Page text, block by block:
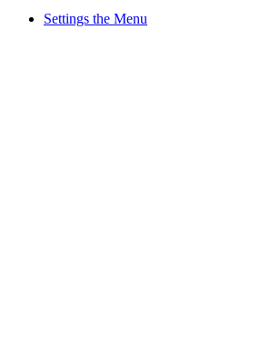
Settings the Menu